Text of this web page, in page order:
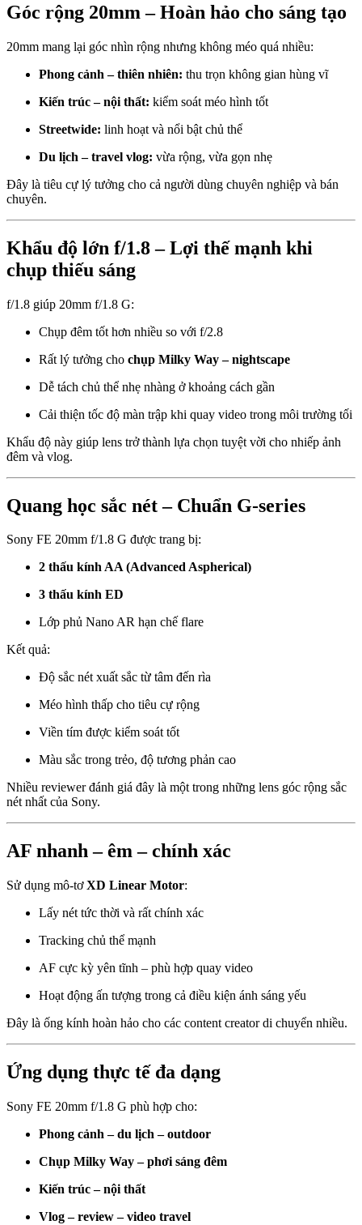
Góc rộng 20mm – Hoàn hảo cho sáng tạo
20mm mang lại góc nhìn rộng nhưng không méo quá nhiều:
Phong cảnh – thiên nhiên: thu trọn không gian hùng vĩ
Kiến trúc – nội thất: kiểm soát méo hình tốt
Streetwide: linh hoạt và nổi bật chủ thể
Du lịch – travel vlog: vừa rộng, vừa gọn nhẹ
Đây là tiêu cự lý tưởng cho cả người dùng chuyên nghiệp và bán
chuyên.
Khẩu độ lớn f/1.8 – Lợi thế mạnh khi
chụp thiếu sáng
f/1.8 giúp 20mm f/1.8 G:
Chụp đêm tốt hơn nhiều so với f/2.8
Rất lý tưởng cho chụp Milky Way – nightscape
Dễ tách chủ thể nhẹ nhàng ở khoảng cách gần
Cải thiện tốc độ màn trập khi quay video trong môi trường tối
Khẩu độ này giúp lens trở thành lựa chọn tuyệt vời cho nhiếp ảnh
đêm và vlog.
Quang học sắc nét – Chuẩn G-series
Sony FE 20mm f/1.8 G được trang bị:
2 thấu kính AA (Advanced Aspherical)
3 thấu kính ED
Lớp phủ Nano AR hạn chế flare
Kết quả:
Độ sắc nét xuất sắc từ tâm đến rìa
Méo hình thấp cho tiêu cự rộng
Viền tím được kiểm soát tốt
Màu sắc trong trẻo, độ tương phản cao
Nhiều reviewer đánh giá đây là một trong những lens góc rộng sắc
nét nhất của Sony.
AF nhanh – êm – chính xác
Sử dụng mô-tơXD Linear Motor:
Lấy nét tức thời và rất chính xác
Tracking chủ thể mạnh
AF cực kỳ yên tĩnh – phù hợp quay video
Hoạt động ấn tượng trong cả điều kiện ánh sáng yếu
Đây là ống kính hoàn hảo cho các content creator di chuyển nhiều.
Ứng dụng thực tế đa dạng
Sony FE 20mm f/1.8 G phù hợp cho:
Phong cảnh – du lịch – outdoor
Chụp Milky Way – phơi sáng đêm
Kiến trúc – nội thất
Vlog – review – video travel